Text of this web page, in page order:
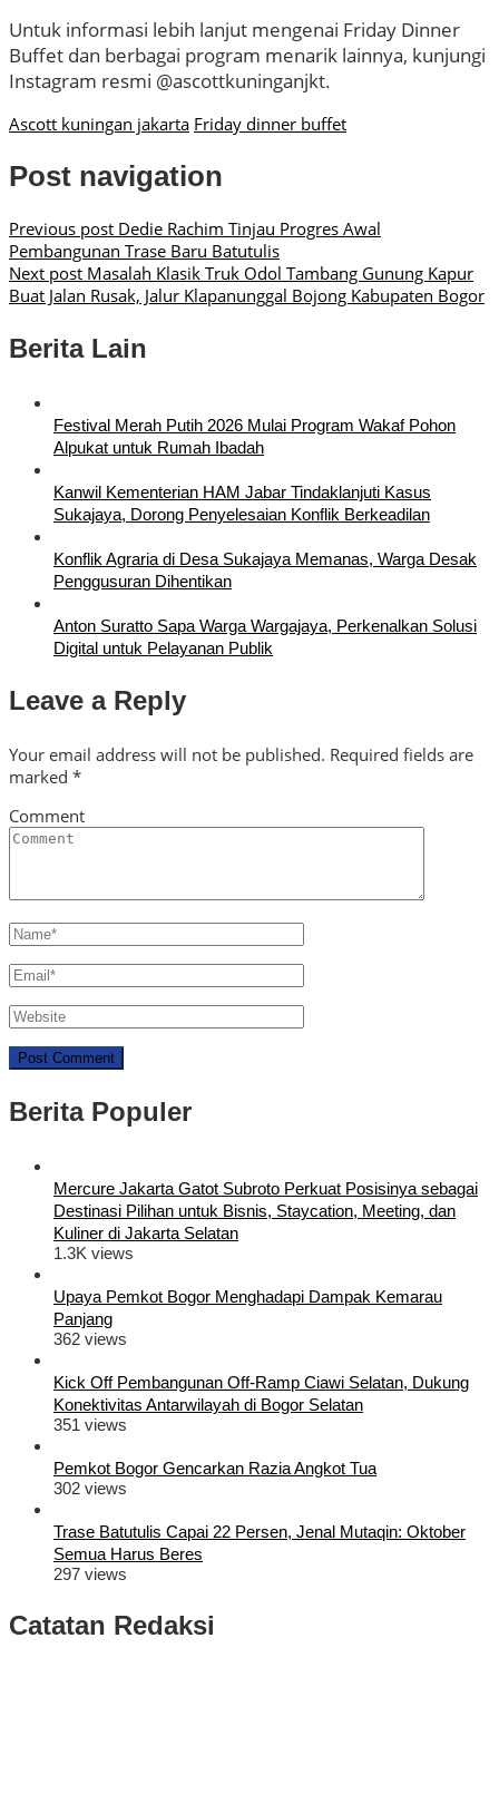
Untuk informasi lebih lanjut mengenai Friday Dinner
Buffet dan berbagai program menarik lainnya, kunjungi
Instagram resmi @ascottkuninganjkt.
Ascott kuningan jakarta Friday dinner buffet
Post navigation
Previous post Dedie Rachim Tinjau Progres Awal
Pembangunan Trase Baru Batutulis
Next post Masalah Klasik Truk Odol Tambang Gunung Kapur
Buat Jalan Rusak, Jalur Klapanunggal Bojong Kabupaten Bogor
Berita Lain
Festival Merah Putih 2026 Mulai Program Wakaf Pohon
Alpukat untuk Rumah Ibadah
Kanwil Kementerian HAM Jabar Tindaklanjuti Kasus
Sukajaya, Dorong Penyelesaian Konflik Berkeadilan
Konflik Agraria di Desa Sukajaya Memanas, Warga Desak
Penggusuran Dihentikan
Anton Suratto Sapa Warga Wargajaya, Perkenalkan Solusi
Digital untuk Pelayanan Publik
Leave a Reply
Your email address will not be published. Required fields are
marked *
Comment
Berita Populer
Mercure Jakarta Gatot Subroto Perkuat Posisinya sebagai
Destinasi Pilihan untuk Bisnis, Staycation, Meeting, dan
Kuliner di Jakarta Selatan
1.3K views
Upaya Pemkot Bogor Menghadapi Dampak Kemarau
Panjang
362 views
Kick Off Pembangunan Off-Ramp Ciawi Selatan, Dukung
Konektivitas Antarwilayah di Bogor Selatan
351 views
Pemkot Bogor Gencarkan Razia Angkot Tua
302 views
Trase Batutulis Capai 22 Persen, Jenal Mutaqin: Oktober
Semua Harus Beres
297 views
Catatan Redaksi